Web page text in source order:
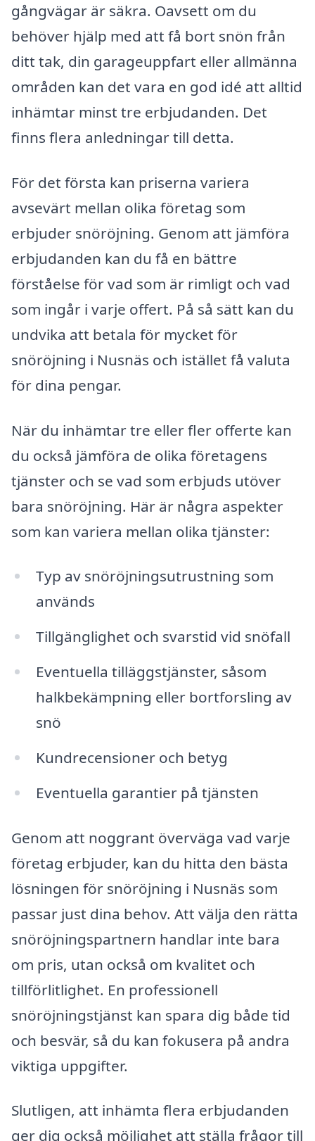
gångvägar är säkra. Oavsett om du
behöver hjälp med att få bort snön från
ditt tak, din garageuppfart eller allmänna
områden kan det vara en god idé att alltid
inhämtar minst tre erbjudanden. Det
finns flera anledningar till detta.
För det första kan priserna variera
avsevärt mellan olika företag som
erbjuder snöröjning. Genom att jämföra
erbjudanden kan du få en bättre
förståelse för vad som är rimligt och vad
som ingår i varje offert. På så sätt kan du
undvika att betala för mycket för
snöröjning i Nusnäs och istället få valuta
för dina pengar.
När du inhämtar tre eller fler offerte kan
du också jämföra de olika företagens
tjänster och se vad som erbjuds utöver
bara snöröjning. Här är några aspekter
som kan variera mellan olika tjänster:
Typ av snöröjningsutrustning som
används
Tillgänglighet och svarstid vid snöfall
Eventuella tilläggstjänster, såsom
halkbekämpning eller bortforsling av
snö
Kundrecensioner och betyg
Eventuella garantier på tjänsten
Genom att noggrant överväga vad varje
företag erbjuder, kan du hitta den bästa
lösningen för snöröjning i Nusnäs som
passar just dina behov. Att välja den rätta
snöröjningspartnern handlar inte bara
om pris, utan också om kvalitet och
tillförlitlighet. En professionell
snöröjningstjänst kan spara dig både tid
och besvär, så du kan fokusera på andra
viktiga uppgifter.
Slutligen, att inhämta flera erbjudanden
ger dig också möjlighet att ställa frågor till